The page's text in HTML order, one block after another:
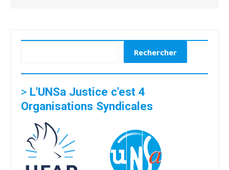
Rechercher
> L'UNSa Justice c'est 4
Organisations Syndicales